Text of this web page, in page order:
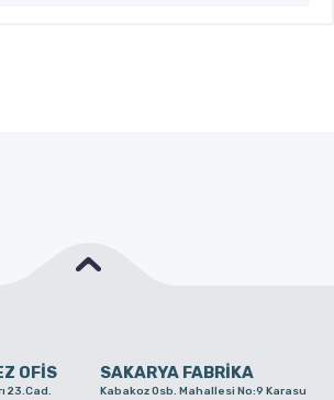
OFİS SAKARYA FABRİKA
23.Cad.
Kabakoz Osb. Mahallesi No:9 Karasu